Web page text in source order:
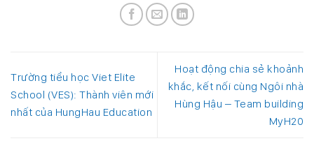
Trường tiểu học Viet Elite
School (VES): Thành viên mới
nhất của HungHau Education
Hoạt động chia sẻ khoảnh
khắc, kết nối cùng Ngôi nhà
Hùng Hậu – Team building
MyH20